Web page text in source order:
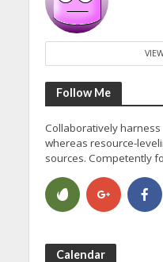
Follow Me
Collaboratively
whereas resource-
sources. Competently
Calendar